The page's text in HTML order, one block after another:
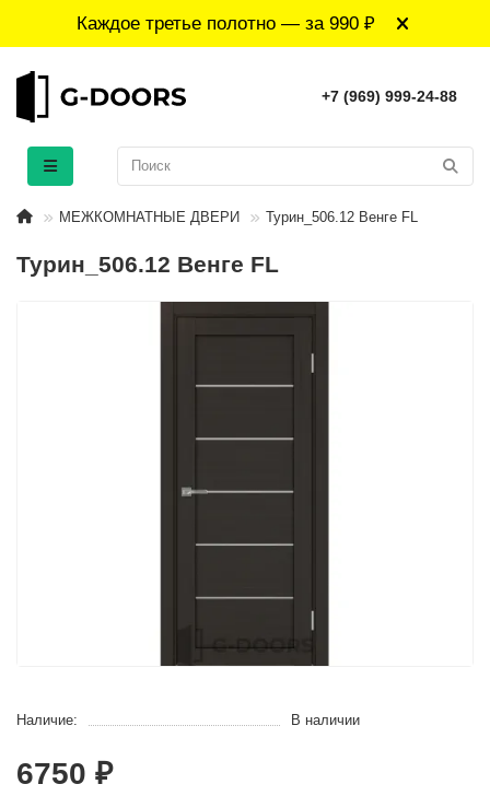
Каждое третье полотно — за 990 ₽
+7 (969) 999-24-88
МЕЖКОМНАТНЫЕ ДВЕРИ Турин_506.12 Венге FL
Турин_506.12 Венге FL
Наличие: В наличии
6750 ₽